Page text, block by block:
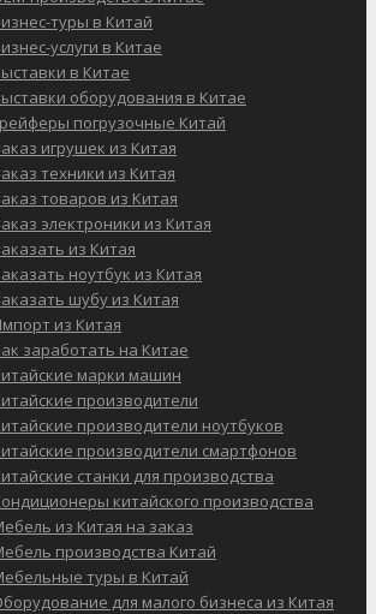
туры в Китай
услуги в Китае
в Китае
оборудования в Китае
погрузочные Китай
игрушек из Китая
техники из Китая
товаров из Китая
электроники из Китая
из Китая
ноутбук из Китая
шубу из Китая
из Китая
заработать на Китае
марки машин
производители
производители ноутбуков
производители смартфонов
станки для производства
китайского производства
из Китая на заказ
производства Китай
туры в Китай
для малого бизнеса из Китая